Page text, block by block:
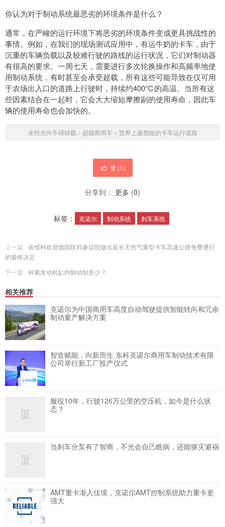
你认为对于制动系统最恶劣的环境条件是什么？
通常，在严峻的运行环境下将恶劣的环境条件变成更具挑战性的
事情。例如，在我们的现场测试应用中，有运牛奶的卡车，由于
沉重的车辆负载以及较难行驶的路线的运行状况，它们对制动器
有很高的要求。一周七天，需要进行多次轮换操作和高频率地使
用制动系统，有时甚至会承受超载，所有这些可能导致在仅可用
于农场出入口的道路上行驶时，持续约400℃的高温。当所有这
些因素结合在一起时，它会大大缩短摩擦副的使用寿命，因此车
辆的使用寿命也会加快的。
未经允许不得转载： 超级商用车» 世界上最危险的卡车运行道路
赞 (1)
分享到： 更多 (0)
标签： 克诺尔 制动系统 刹车系统
上一篇
依维柯欢迎德国联邦参议院做出延长天然气重型卡车高速公路免费通行
的最终决定
下一篇
科索发动机缸内制动知多少？
相关推荐
克诺尔为中国商用车高度自动驾驶提供智能转向和冗余
制动量产解决方案
智造赋能，向新而生 东科克诺尔商用车制动技术有限
公司举行新工厂投产仪式
服役10年，行驶126万公里的空压机，如今是什么状
态？
当刹车分泵有了智商，不光会自己瞧病，还能驱灾避祸
AMT重卡渐入佳境，克诺尔AMT控制系统助力重卡更
强大